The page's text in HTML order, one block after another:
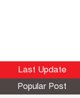
Last Update
Popular Post